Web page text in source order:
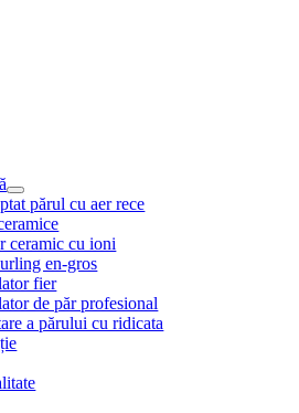
părul cu aer rece
ceramic cu ioni
en-gros
fier
de păr profesional
a părului cu ridicata